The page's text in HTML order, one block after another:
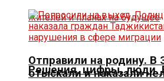
Решения, цифры, люди.
Отправили на родину. В
отыскали и наказали